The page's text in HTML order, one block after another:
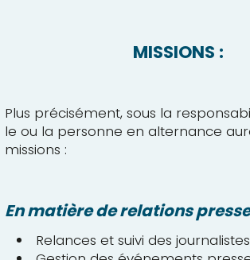
MISSIONS :
Plus précisément, sous la
le ou la personne en alternance
missions :
En matière de relations presse
Relances et suivi des journalistes